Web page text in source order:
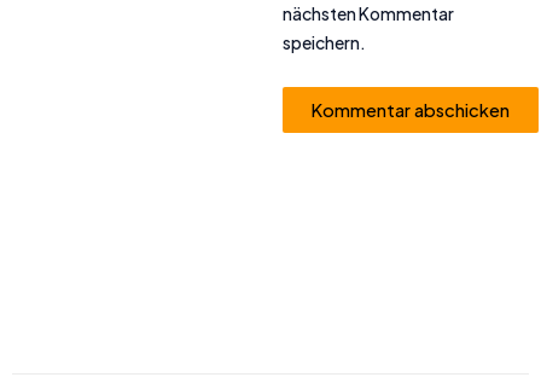
nächsten Kommentar
speichern.